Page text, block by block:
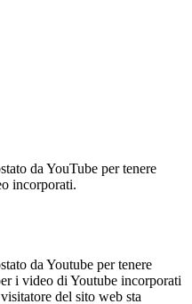
da YouTube per tenere
incorporati.
da Youtube per tenere
i video di Youtube incorporati
del sito web sta